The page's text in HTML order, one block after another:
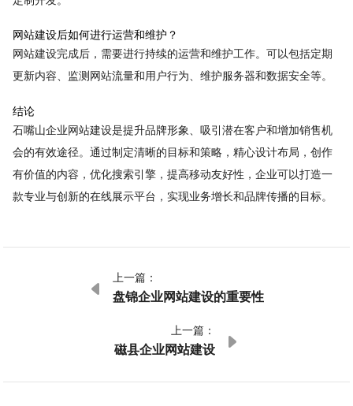
网站建设后如何进行运营和维护？
网站建设完成后，需要进行持续的运营和维护工作。可以包括定期
更新内容、监测网站流量和用户行为、维护服务器和数据安全等。
结论
石嘴山企业网站建设是提升品牌形象、吸引潜在客户和增加销售机
会的有效途径。通过制定清晰的目标和策略，精心设计布局，创作
有价值的内容，优化搜索引擎，提高移动友好性，企业可以打造一
款专业与创新的在线展示平台，实现业务增长和品牌传播的目标。

上一篇：
盘锦企业网站建设的重要性
上一篇：
磁县企业网站建设
